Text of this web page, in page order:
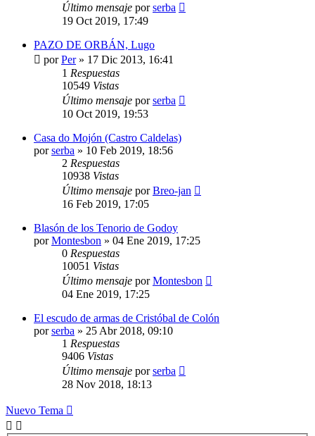
Último mensaje porserba
19 Oct 2019, 17:49
PAZO DE ORBÁN, Lugo
porPer» 17 Dic 2013, 16:41
1 Respuestas
10549 Vistas
Último mensaje porserba
10 Oct 2019, 19:53
Casa do Mojón (Castro Caldelas)
porserba » 10 Feb 2019, 18:56
2 Respuestas
10938 Vistas
Último mensaje porBreo-jan
16 Feb 2019, 17:05
Blasón de los Tenorio de Godoy
porMontesbon » 04 Ene 2019, 17:25
0 Respuestas
10051 Vistas
Último mensaje porMontesbon
04 Ene 2019, 17:25
El escudo de armas de Cristóbal de Colón
porserba » 25 Abr 2018, 09:10
1 Respuestas
9406 Vistas
Último mensaje porserba
28 Nov 2018, 18:13
Nuevo Tema